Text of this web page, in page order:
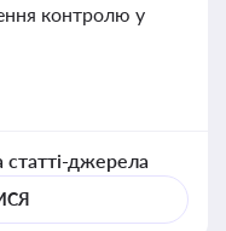
контролю у
джерела